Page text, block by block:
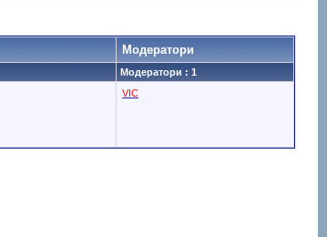
Модератори
Модератори : 1
VIC